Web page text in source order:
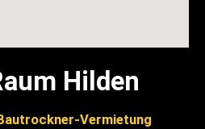
Hilden
Vermietung